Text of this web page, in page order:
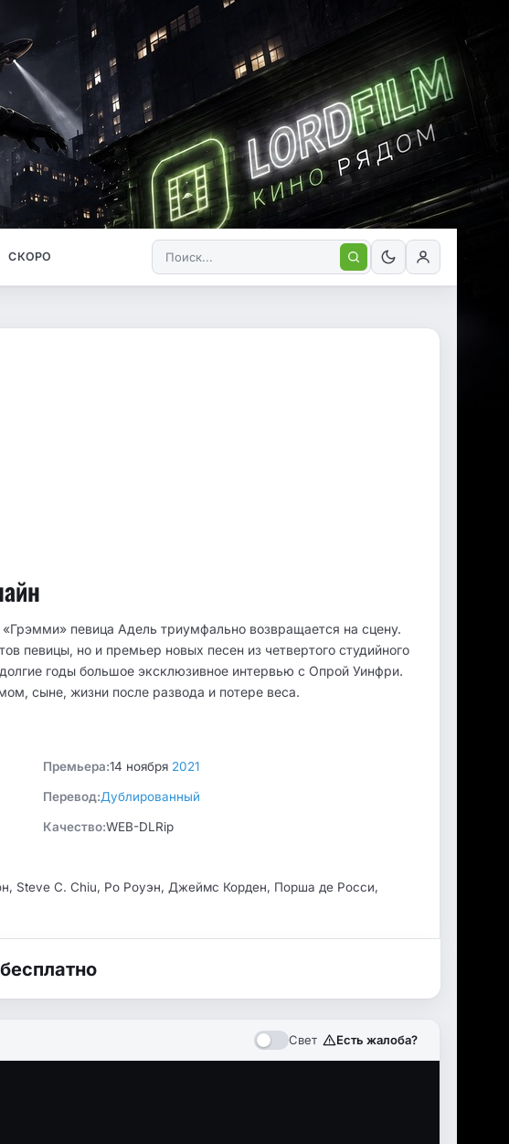
СКОРО
певица Адель триумфально возвращается на сцену.
певицы, но и премьер новых песен из четвертого студийного
годы большое эксклюзивное интервью с Опрой Уинфри.
сыне, жизни после развода и потере веса.
Премьера:14 ноября 2021
Перевод:Дублированный
Качество:WEB-DLRip
Steve C. Chiu, Ро Роуэн, Джеймс Корден, Порша де Росси,
Свет Есть жалоба?